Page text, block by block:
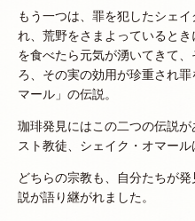
もう一つは、罪を犯したシェ
れ、荒野をさまよっていると
を食べたら元気が湧いてきて
ろ、その実の効用が珍重され
マール」の伝説。
珈琲発見にはこの二つの伝説
スト教徒、シェイク・オマール
どちらの宗教も、自分たちが
説が語り継がれました。